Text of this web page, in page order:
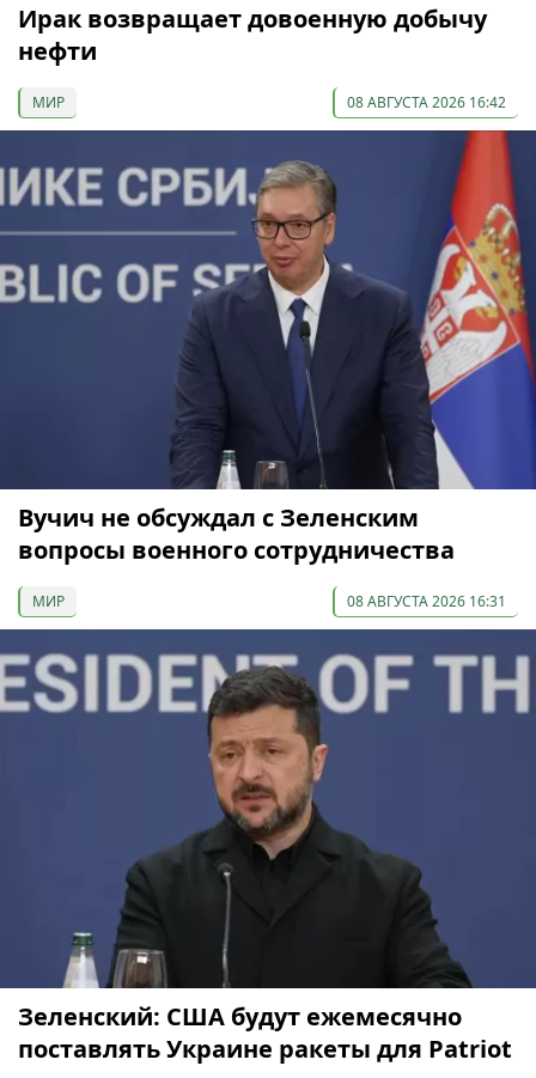
Ирак возвращает довоенную добычу
нефти
МИР 08 АВГУСТА 2026 16:42
Вучич не обсуждал с Зеленским
вопросы военного сотрудничества
МИР 08 АВГУСТА 2026 16:31
Зеленский: США будут ежемесячно
поставлять Украине ракеты для Patriot